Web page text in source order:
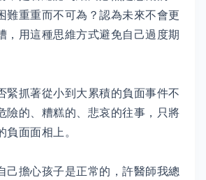
難重重而不可為？認為未來不會更
，用這種思維方式避免自己過度期
緊抓著從小到大累積的負面事件不
險的、糟糕的、悲哀的往事，只將
負面面相上。
己擔心孩子是正常的，許醫師我總